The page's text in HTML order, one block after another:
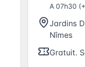
A 07h30
Jardins
Nîmes
Gratuit.